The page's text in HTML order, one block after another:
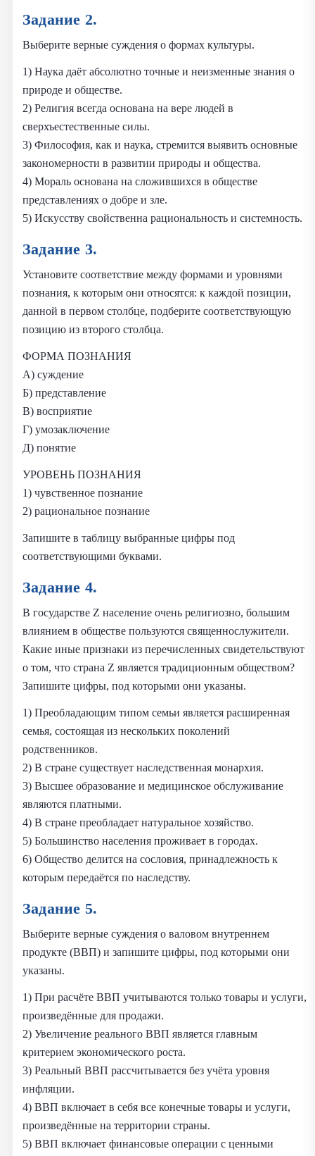
Задание 2.
Выберите верные суждения о формах культуры.
1) Наука даёт абсолютно точные и неизменные знания о
природе и обществе.
2) Религия всегда основана на вере людей в
сверхъестественные силы.
3) Философия, как и наука, стремится выявить основные
закономерности в развитии природы и общества.
4) Мораль основана на сложившихся в обществе
представлениях о добре и зле.
5) Искусству свойственна рациональность и системность.
Задание 3.
Установите соответствие между формами и уровнями
познания, к которым они относятся: к каждой позиции,
данной в первом столбце, подберите соответствующую
позицию из второго столбца.
ФОРМА ПОЗНАНИЯ
А) суждение
Б) представление
В) восприятие
Г) умозаключение
Д) понятие
УРОВЕНЬ ПОЗНАНИЯ
1) чувственное познание
2) рациональное познание
Запишите в таблицу выбранные цифры под
соответствующими буквами.
Задание 4.
В государстве Z население очень религиозно, большим
влиянием в обществе пользуются священнослужители.
Какие иные признаки из перечисленных свидетельствуют
о том, что страна Z является традиционным обществом?
Запишите цифры, под которыми они указаны.
1) Преобладающим типом семьи является расширенная
семья, состоящая из нескольких поколений
родственников.
2) В стране существует наследственная монархия.
3) Высшее образование и медицинское обслуживание
являются платными.
4) В стране преобладает натуральное хозяйство.
5) Большинство населения проживает в городах.
6) Общество делится на сословия, принадлежность к
которым передаётся по наследству.
Задание 5.
Выберите верные суждения о валовом внутреннем
продукте (ВВП) и запишите цифры, под которыми они
указаны.
1) При расчёте ВВП учитываются только товары и услуги,
произведённые для продажи.
2) Увеличение реального ВВП является главным
критерием экономического роста.
3) Реальный ВВП рассчитывается без учёта уровня
инфляции.
4) ВВП включает в себя все конечные товары и услуги,
произведённые на территории страны.
5) ВВП включает финансовые операции с ценными